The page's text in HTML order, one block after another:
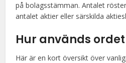
på bolagsstämman. Antalet
antalet aktier eller särskilda
Hur används
Här är en kort översikt över